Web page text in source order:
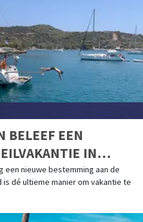
BELEEF EEN
IN
een nieuwe bestemming aan de
is dé ultieme manier om vakantie te